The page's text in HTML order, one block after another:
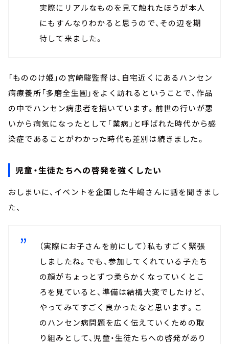
実際にリアルなものを見て触れたほうが本人
にもすんなりわかると思うので、その辺を期
待して来ました。
「もののけ姫」の宮崎駿監督は、自宅近くにあるハンセン
病療養所「多磨全生園」をよく訪れるということで、作品
の中でハンセン病患者を描いています。前世の行いが悪
いから病気になったとして「業病」と呼ばれた時代から感
染症であることがわかった時代も差別は続きました。
児童・生徒たちへの啓発を強くしたい
おしまいに、イベントを企画した牛嶋さんに話を聞きまし
た、
（実際にお子さんを前にして）私もすごく緊張
しましたね。でも、参加してくれている子たち
の顔がちょっとずつ柔らかくなっていくとこ
ろを見ていると、準備は結構大変でしたけど、
やってみてすごく良かったなと思います。こ
のハンセン病問題を広く伝えていくための取
り組みとして、児童・生徒たちへの啓発があり